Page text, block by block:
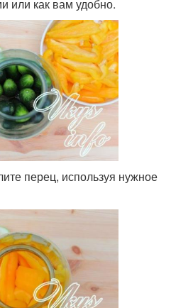
или как вам удобно.
перец, используя нужное